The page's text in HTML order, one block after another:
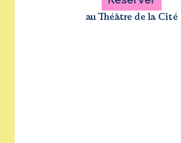
au Théâtre de la Cité